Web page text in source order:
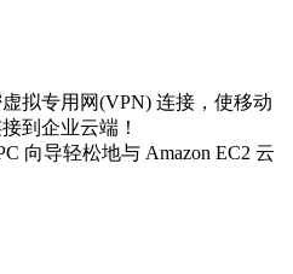
拟专用网(VPN) 连接，使移动
到企业云端！
向导轻松地与 Amazon EC2 云